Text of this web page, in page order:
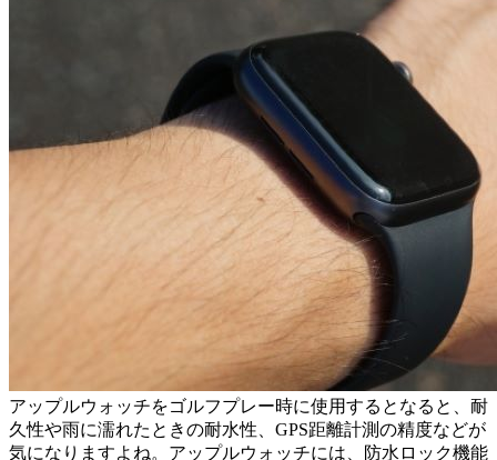
アップルウォッチをゴルフプレー時に使用するとなると、耐
久性や雨に濡れたときの耐水性、GPS距離計測の精度などが
気になりますよね。アップルウォッチには、防水ロック機能